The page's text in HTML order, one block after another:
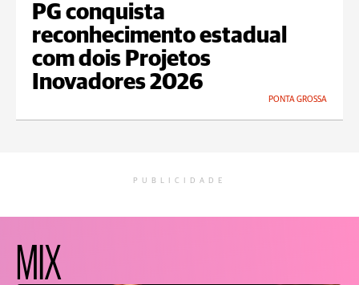
PG conquista
reconhecimento estadual
com dois Projetos
Inovadores 2026
PONTA GROSSA
PUBLICIDADE
MIX